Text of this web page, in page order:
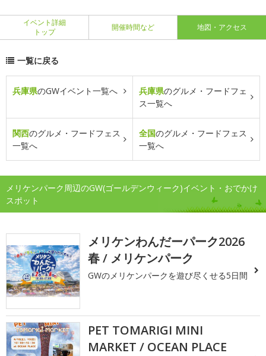
イベント詳細
トップ
開催時間など 地図・アクセス
一覧に戻る
兵庫県のGWイベント一覧へ 兵庫県のグルメ・フードフェ
ス一覧へ
関西のグルメ・フードフェス
一覧へ
全国のグルメ・フードフェス
一覧へ
メリケンパーク周辺のGW(ゴールデンウィーク)イベント・おでかけ
スポット
メリケンわんだーパーク2026
春 / メリケンパーク
GWのメリケンパークを遊び尽くせる5日間
PET TOMARIGI MINI
MARKET / OCEAN PLACE